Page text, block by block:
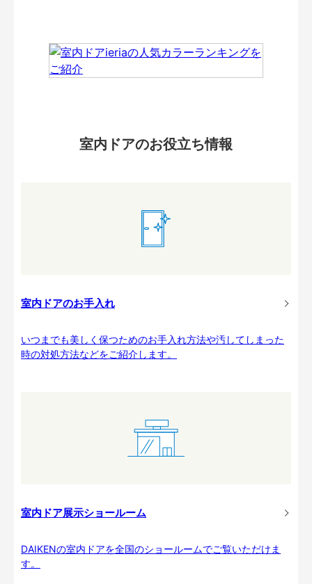
室内ドアのお役立ち情報
室内ドアのお手入れ
いつまでも美しく保つためのお手入れ方法や汚してしまった
時の対処方法などをご紹介します。
室内ドア展示ショールーム
DAIKENの室内ドアを全国のショールームでご覧いただけま
す。